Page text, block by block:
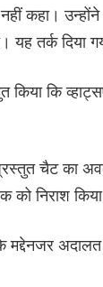
कहा।
यह तर्क
कि
चैट का
निराश
मद्देनजर